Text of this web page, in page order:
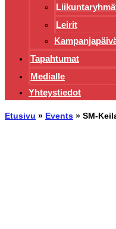
Leirit
Tapahtumat
Medialle
Yhteystiedot
Etusivu » Events » SM-